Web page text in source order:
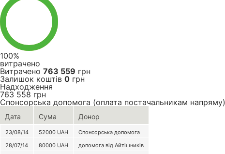
100%
витрачено
Витрачено 763 559 грн
Залишок коштів 0 грн
Надходження
763 558 грн
Спонсорська допомога (оплата постачальникам напряму)
Дата Сума Донор
23/08/14 52000 UAH
Спонсорська допомога
28/07/14
80000 UAH
допомога від Айтішників